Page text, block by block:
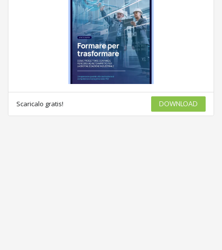
Scaricalo gratis! DOWNLOAD